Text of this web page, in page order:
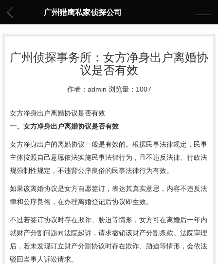
广州猎鹰私家侦探公司
广州侦探事务所：女方净身出户离婚协
议是否有效
作者：admin 浏览量：1007
女方净身出户离婚协议是否有效
一、女方净身出户离婚协议是否有效
女方净身出户的离婚协议一般是有效的。根据民事法律规定，民事
主体按照自己意愿依法实施民事法律行为，且不违反法律、行政法
规强制性规定，不违背公序良俗的民事法律行为有效。
如果该离婚协议是女方自愿签订，表达其真实意思，内容不违反法
律和公序良俗，在办理离婚登记后协议即生效。
不过若签订协议时存在欺诈、胁迫等情形，女方可在离婚后一年内
就财产分割问题向法院起诉，请求撤销该财产分割条款。法院审理
后，若未发现订立财产分割协议时存在欺诈、胁迫等情形，会依法
驳回当事人诉讼请求。